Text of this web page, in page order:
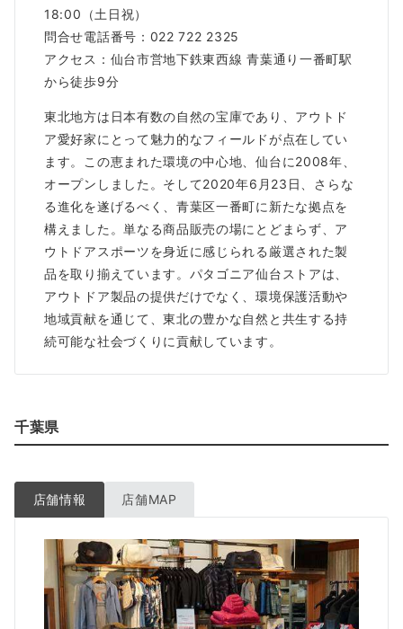
18:00（土日祝）
問合せ電話番号：022 722 2325
アクセス：仙台市営地下鉄東西線 青葉通り一番町駅
から徒歩9分
東北地方は日本有数の自然の宝庫であり、アウトド
ア愛好家にとって魅力的なフィールドが点在してい
ます。この恵まれた環境の中心地、仙台に2008年、
オープンしました。そして2020年6月23日、さらな
る進化を遂げるべく、青葉区一番町に新たな拠点を
構えました。単なる商品販売の場にとどまらず、ア
ウトドアスポーツを身近に感じられる厳選された製
品を取り揃えています。パタゴニア仙台ストアは、
アウトドア製品の提供だけでなく、環境保護活動や
地域貢献を通じて、東北の豊かな自然と共生する持
続可能な社会づくりに貢献しています。
千葉県
店舗情報 店舗MAP